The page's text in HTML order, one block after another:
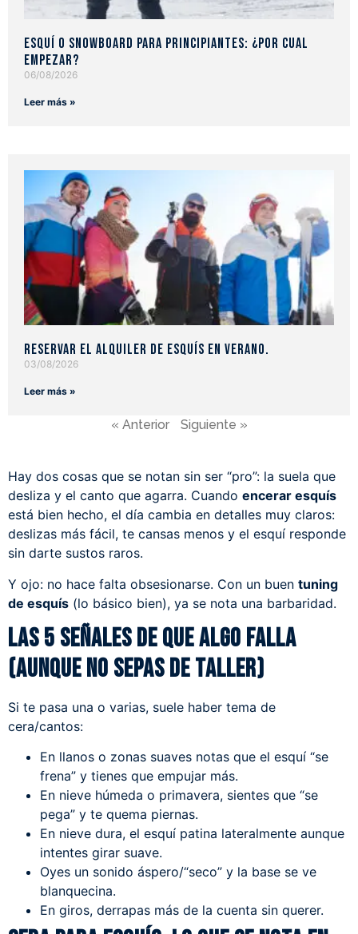
Esquí o snowboard para principiantes: ¿Por cual
empezar?
06/08/2026
Leer más »
Reservar el alquiler de esquís en verano.
03/08/2026
Leer más »
« Anterior Siguiente »
Hay dos cosas que se notan sin ser “pro”: la suela que
desliza y el canto que agarra. Cuando encerar esquís
está bien hecho, el día cambia en detalles muy claros:
deslizas más fácil, te cansas menos y el esquí responde
sin darte sustos raros.
Y ojo: no hace falta obsesionarse. Con un buen tuning
de esquís (lo básico bien), ya se nota una barbaridad.
Las 5 señales de que algo falla
(aunque no sepas de taller)
Si te pasa una o varias, suele haber tema de
cera/cantos:
En llanos o zonas suaves notas que el esquí “se
frena” y tienes que empujar más.
En nieve húmeda o primavera, sientes que “se
pega” y te quema piernas.
En nieve dura, el esquí patina lateralmente aunque
intentes girar suave.
Oyes un sonido áspero/“seco” y la base se ve
blanquecina.
En giros, derrapas más de la cuenta sin querer.